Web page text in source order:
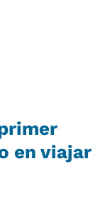
en viajar